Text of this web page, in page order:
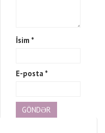
İsim *
E-posta *